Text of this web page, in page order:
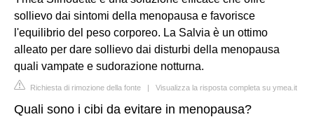
sollievo dai sintomi della menopausa e favorisce
l'equilibrio del peso corporeo. La Salvia è un ottimo
alleato per dare sollievo dai disturbi della menopausa
quali vampate e sudorazione notturna.
Richiesta di rimozione della fonte | Visualizza la risposta completa su ymea.it
Quali sono i cibi da evitare in menopausa?